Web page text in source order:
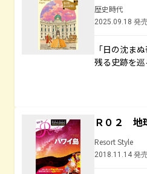
歴史時代
2025.09.18 発
「日の沈ま
残る史跡を巡
Ｒ０２ 地
Resort Style
2018.11.14 発